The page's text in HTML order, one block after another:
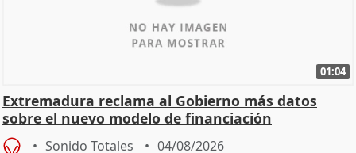
01:04
Extremadura reclama al Gobierno más datos
sobre el nuevo modelo de financiación
Sonido Totales 04/08/2026